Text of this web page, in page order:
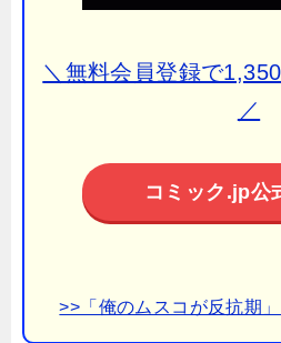
＼無料会員登録で
／
コミック.jp公
>>「俺のムスコが反抗期